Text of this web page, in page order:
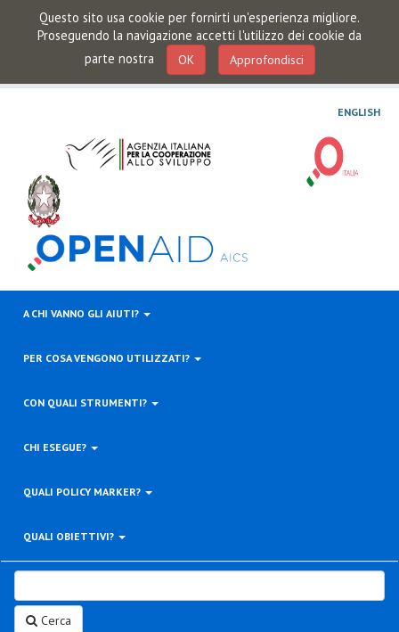
Questo sito usa cookie per fornirti un'esperienza migliore.
Proseguendo la navigazione accetti l'utilizzo dei cookie da
parte nostra
OK Approfondisci
ENGLISH
A CHI VANNO GLI AIUTI?
PER COSA VENGONO UTILIZZATI?
CON QUALI STRUMENTI?
CHI ESEGUE?
QUALI POLICY MARKER?
QUALI OBIETTIVI?
Cerca